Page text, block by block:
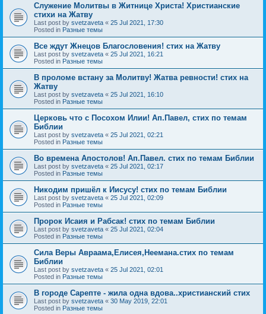
Служение Молитвы в Житнице Христа! Христианские
стихи на Жатву
Last post by svetzaveta « 25 Jul 2021, 17:30
Posted in Разные темы
Все ждут Жнецов Благословения! стих на Жатву
Last post by svetzaveta « 25 Jul 2021, 16:21
Posted in Разные темы
В проломе встану за Молитву! Жатва ревности! стих на
Жатву
Last post by svetzaveta « 25 Jul 2021, 16:10
Posted in Разные темы
Церковь что с Посохом Илии! Ап.Павел, стих по темам
Библии
Last post by svetzaveta « 25 Jul 2021, 02:21
Posted in Разные темы
Во времена Апостолов! Ап.Павел. стих по темам Библии
Last post by svetzaveta « 25 Jul 2021, 02:17
Posted in Разные темы
Никодим пришёл к Иисусу! стих по темам Библии
Last post by svetzaveta « 25 Jul 2021, 02:09
Posted in Разные темы
Пророк Исаия и Рабсак! стих по темам Библии
Last post by svetzaveta « 25 Jul 2021, 02:04
Posted in Разные темы
Сила Веры Авраама,Елисея,Неемана.стих по темам
Библии
Last post by svetzaveta « 25 Jul 2021, 02:01
Posted in Разные темы
В городе Сарепте - жила одна вдова..христианский стих
Last post by svetzaveta « 30 May 2019, 22:01
Posted in Разные темы